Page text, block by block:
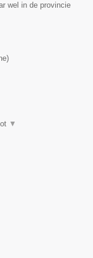
wel in de provincie
)
▼